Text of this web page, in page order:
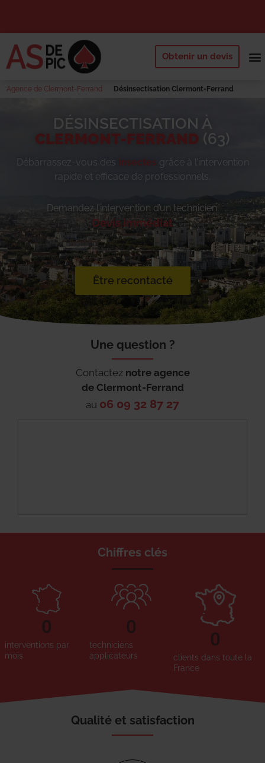
Obtenir un devis
Agence de Clermont-Ferrand Désinsectisation Clermont-Ferrand
DÉSINSECTISATION À
CLERMONT-FERRAND (63)
Débarrassez-vous des insectes grâce à l’intervention
rapide et efficace de professionnels.
Demandez l’intervention d’un technicien.
Devis immédiat
Être recontacté
Une question ?
Contactez notre agence
de Clermont-Ferrand
au 06 09 32 87 27
Chiffres clés
interventions par
mois
0
techniciens
applicateurs
0
clients dans toute la
France
0
Qualité et satisfaction